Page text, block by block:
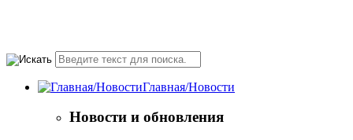
Главная/Новости
Новости и обновления